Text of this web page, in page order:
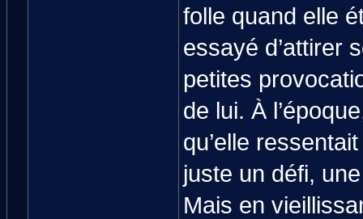
folle quand elle
essayé d’attirer
petites
de lui. À
qu’elle
juste un défi,
Mais en